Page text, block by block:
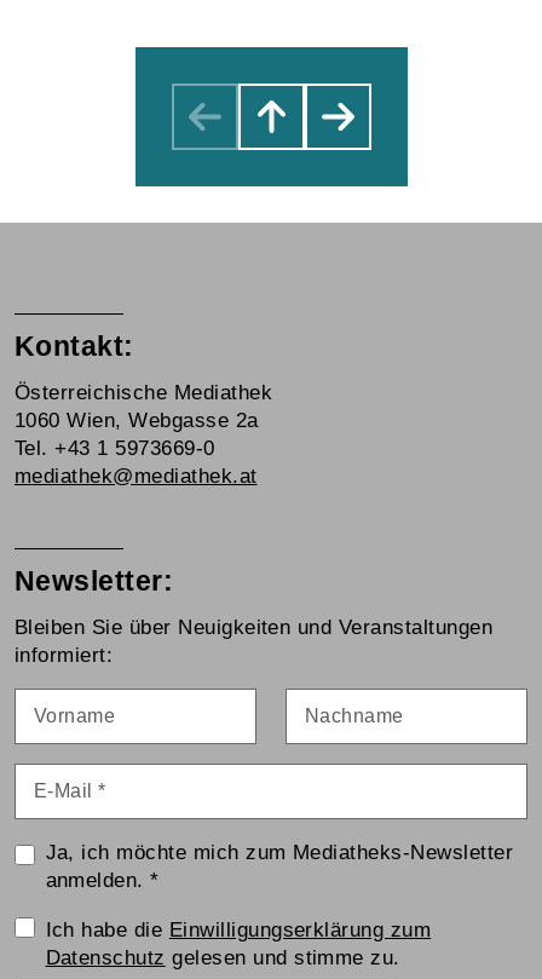
Kontakt:
Österreichische Mediathek
1060 Wien, Webgasse 2a
Tel. +43 1 5973669-0
mediathek@mediathek.at
Newsletter:
Bleiben Sie über Neuigkeiten und Veranstaltungen
informiert:
Ja, ich möchte mich zum Mediatheks-Newsletter
anmelden.*
Einwilligungserklärung
Ich habe die Einwilligungserklärung zum
Datenschutz gelesen und stimme zu.